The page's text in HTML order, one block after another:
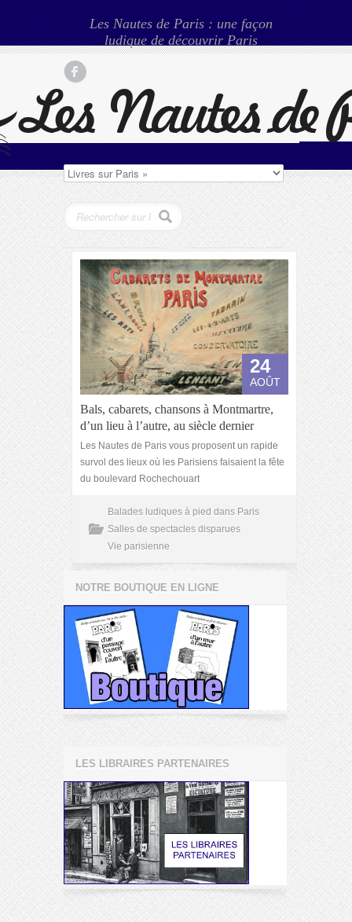
Les Nautes de Paris : une façon
ludique de découvrir Paris
24
AOÛT
Bals, cabarets, chansons à Montmartre,
d’un lieu à l’autre, au siècle dernier
Les Nautes de Paris vous proposent un rapide
survol des lieux où les Parisiens faisaient la fête
du boulevard Rochechouart
Balades ludiques à pied dans Paris
Salles de spectacles disparues
Vie parisienne
NOTRE BOUTIQUE EN LIGNE
LES LIBRAIRES PARTENAIRES